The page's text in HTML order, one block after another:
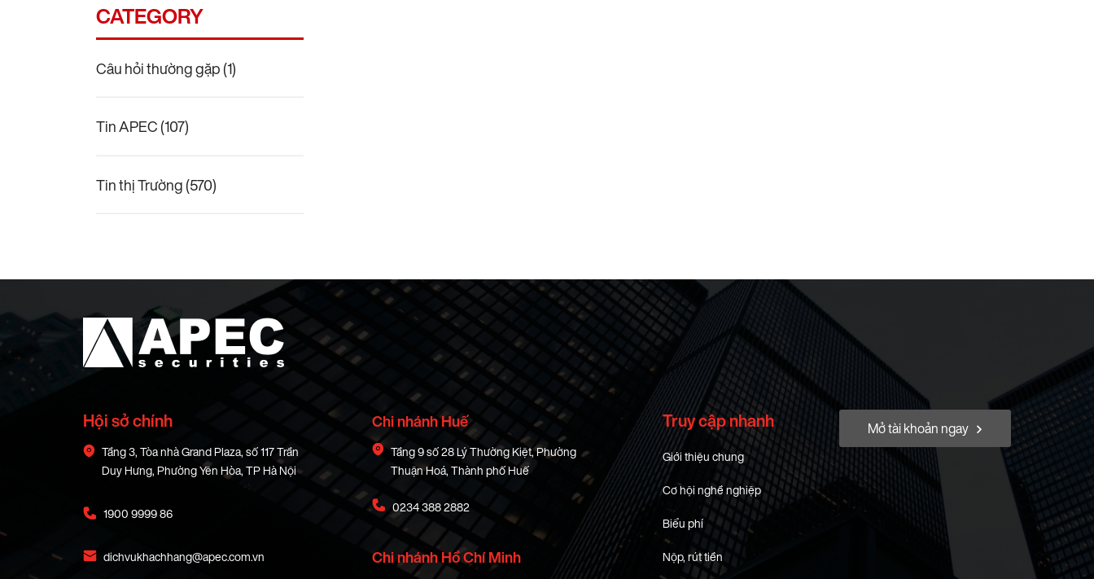
CATEGORY
Câu hỏi thường gặp(1)
Tin APEC(107)
Tin thị Trường(570)
Mở tài khoản ngay
Hội sở chính
Tầng 3, Tòa nhà Grand Plaza, số 117 Trần
Duy Hưng, Phường Yên Hòa, TP Hà Nội
1900 9999 86
dichvukhachhang@apec.com.vn
Chi nhánh Huế
Tầng 9 số 28 Lý Thường Kiệt, Phường
Thuận Hoá, Thành phố Huế
0234 388 2882
Chi nhánh Hồ Chí Minh
Truy cập nhanh
Giới thiệu chung
Cơ hội nghề nghiệp
Biểu phí
Nộp, rút tiền